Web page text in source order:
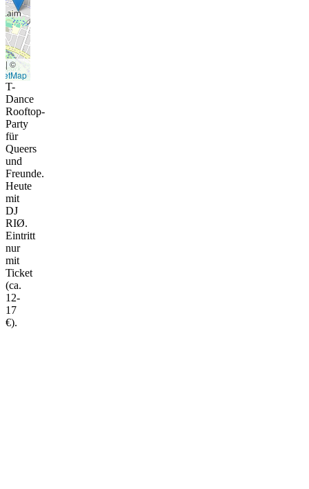
|©
T-
Dance
Rooftop-
Party
für
Queers
und
Freunde.
Heute
mit
DJ
RIØ.
Eintritt
nur
mit
Ticket
(ca.
12-
17
€).